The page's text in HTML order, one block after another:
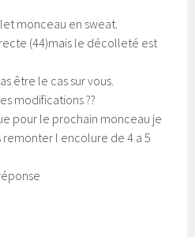
monceau en sweat.
(44)mais le décolleté est
être le cas sur vous.
modifications ??
pour le prochain monceau je
remonter l encolure de 4 a 5